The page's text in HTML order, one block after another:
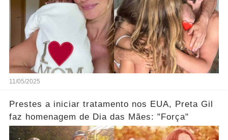
11/05/2025
Prestes a iniciar tratamento nos EUA, Preta Gil
faz homenagem de Dia das Mães: "Força"